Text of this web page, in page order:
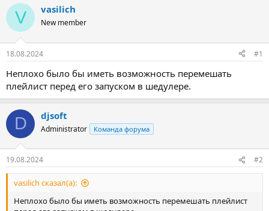
т
о
т
е
м
ы
т
н
а
л
V vasilich
New member
18.08.2024 #1
Неплохо было бы иметь возможность перемешать
плейлист перед его запуском в шедулере.
D djsoft
Administrator Команда форума
19.08.2024 #2
vasilich сказал(а):
Неплохо было бы иметь возможность перемешать плейлист